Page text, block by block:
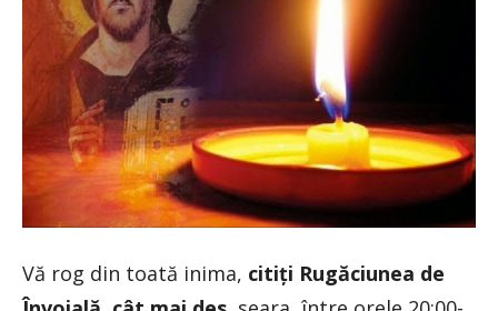
Vă rog din toată inima, citiți Rugăciunea de